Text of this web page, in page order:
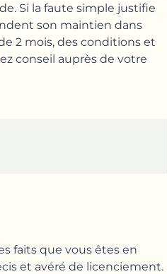
Si la faute simple justifie
son maintien dans
2 mois, des conditions et
conseil auprès de votre
faits que vous êtes en
et avéré de licenciement.